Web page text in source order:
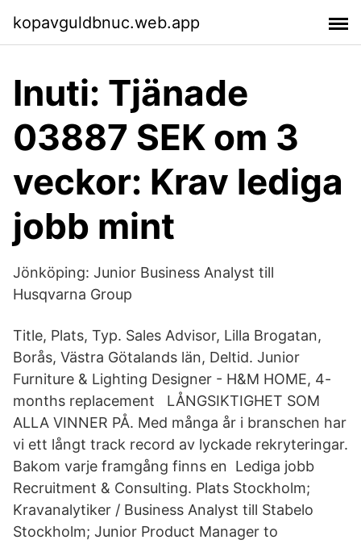
kopavguldbnuc.web.app
Inuti: Tjänade
03887 SEK om 3
veckor: Krav lediga
jobb mint
Jönköping: Junior Business Analyst till
Husqvarna Group
Title, Plats, Typ. Sales Advisor, Lilla Brogatan,
Borås, Västra Götalands län, Deltid. Junior
Furniture & Lighting Designer - H&M HOME, 4-
months replacement LÅNGSIKTIGHET SOM
ALLA VINNER PÅ. Med många år i branschen har
vi ett långt track record av lyckade rekryteringar.
Bakom varje framgång finns en Lediga jobb
Recruitment & Consulting. Plats Stockholm;
Kravanalytiker / Business Analyst till Stabelo
Stockholm; Junior Product Manager to